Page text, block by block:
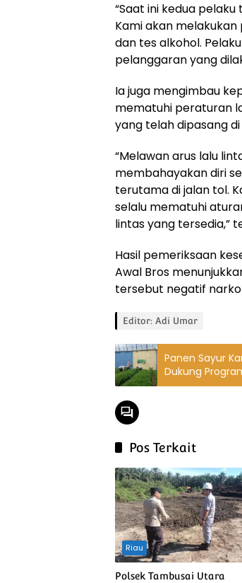
“Saat ini kedua pelaku
Kami akan
dan tes alkohol.
pelanggaran yang
Ia juga mengimbau
mematuhi peraturan
yang telah dipasang
“Melawan arus lalu
membahayakan diri
terutama di jalan tol.
selalu mematuhi
lintas yang tersedia,”
Hasil pemeriksaan
Awal Bros
tersebut negatif
Editor: Adi Umar
Panen Sayur
Dukung
Pos Terkait
Riau
Polsek Tambusai Utara